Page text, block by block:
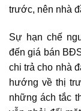
trước, nên nhà
Sự hạn chế
đến giá bán
chi trả cho nhà
hướng về thị
những ách tắc